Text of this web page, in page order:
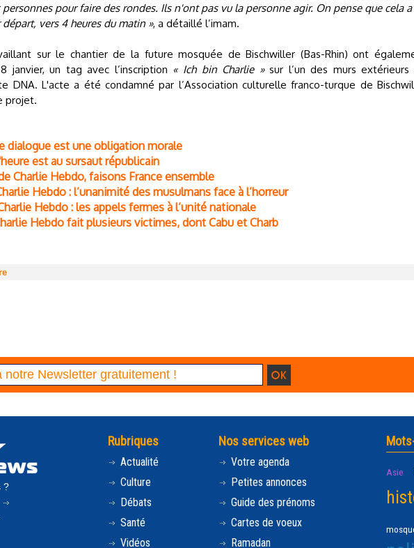
pour faire des rondes. Ils n'ont pas vu la personne agir. On pense que cela
vers 4 heures du matin », a détaillé l’imam.
sur le chantier de la future mosquée de Bischwiller (Bas-Rhin) ont
janvier, un tag avec l’inscription « Ich bin Charlie »sur l’un des murs extérieurs
DNA. L'acte a été condamné par l’Association culturelle franco-turque de
projet.
dialogue est une obligation morale
est au sursaut républicain
Charlie Hebdo, faisons France ensemble
Hebdo : l’unanimité des musulmans face à l’horreur
Hebdo : les appels fermes à l’unité nationale
Hebdo fait plusieurs victimes, dont Cabu et Charb
?
Rubriques
Actualité
Culture
Débats
Santé
Vidéos
Nos services web
Votre agenda
Petites annonces
Guide des prénoms
Cartes de voeux
Ramadan
Asie